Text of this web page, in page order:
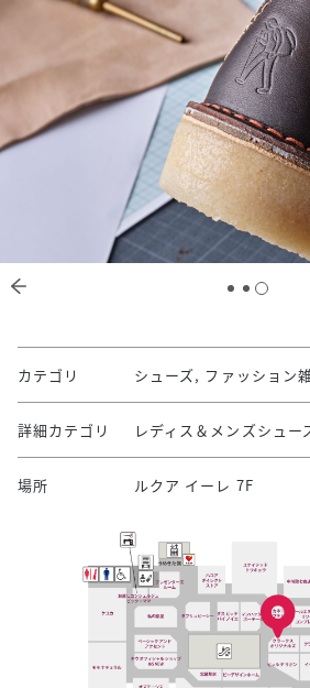
カテゴリ シューズ, ファッション
詳細カテゴリ レディス＆メンズシュー
場所 ルクア イーレ 7F